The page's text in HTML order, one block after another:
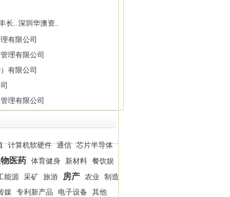
长.. 深圳华澳资..
有限公司
理有限公司
有限公司
理有限公司
计算机软硬件 通信 芯片半导体
医药 体育健身 新材料 餐饮娱
能源 采矿 旅游 房产 农业
制造
媒 专利新产品 电子设备 其他